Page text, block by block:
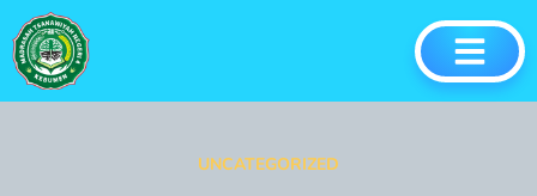
UNCATEGORIZED